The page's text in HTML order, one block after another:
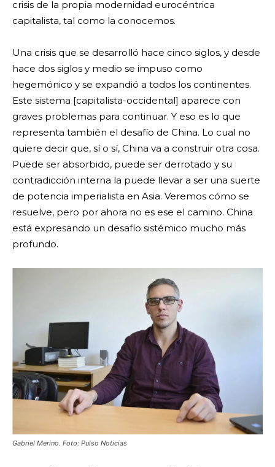
crisis de la propia modernidad eurocéntrica
capitalista, tal como la conocemos.
Una crisis que se desarrolló hace cinco siglos, y desde
hace dos siglos y medio se impuso como
hegemónico y se expandió a todos los continentes.
Este sistema [capitalista-occidental] aparece con
graves problemas para continuar. Y eso es lo que
representa también el desafío de China. Lo cual no
quiere decir que, sí o sí, China va a construir otra cosa.
Puede ser absorbido, puede ser derrotado y su
contradicción interna la puede llevar a ser una suerte
de potencia imperialista en Asia. Veremos cómo se
resuelve, pero por ahora no es ese el camino. China
está expresando un desafío sistémico mucho más
profundo.
Gabriel Merino. Foto: Pulso Noticias